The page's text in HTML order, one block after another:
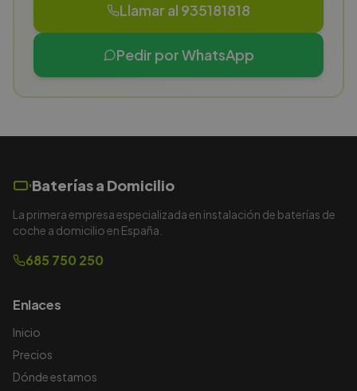
Llamar al 935181818
Pedir por WhatsApp
Baterías a Domicilio
La primera empresa especializada en instalación de baterías de
coche a domicilio en España.
685 750 250
Enlaces
Inicio
Precios
Dónde estamos